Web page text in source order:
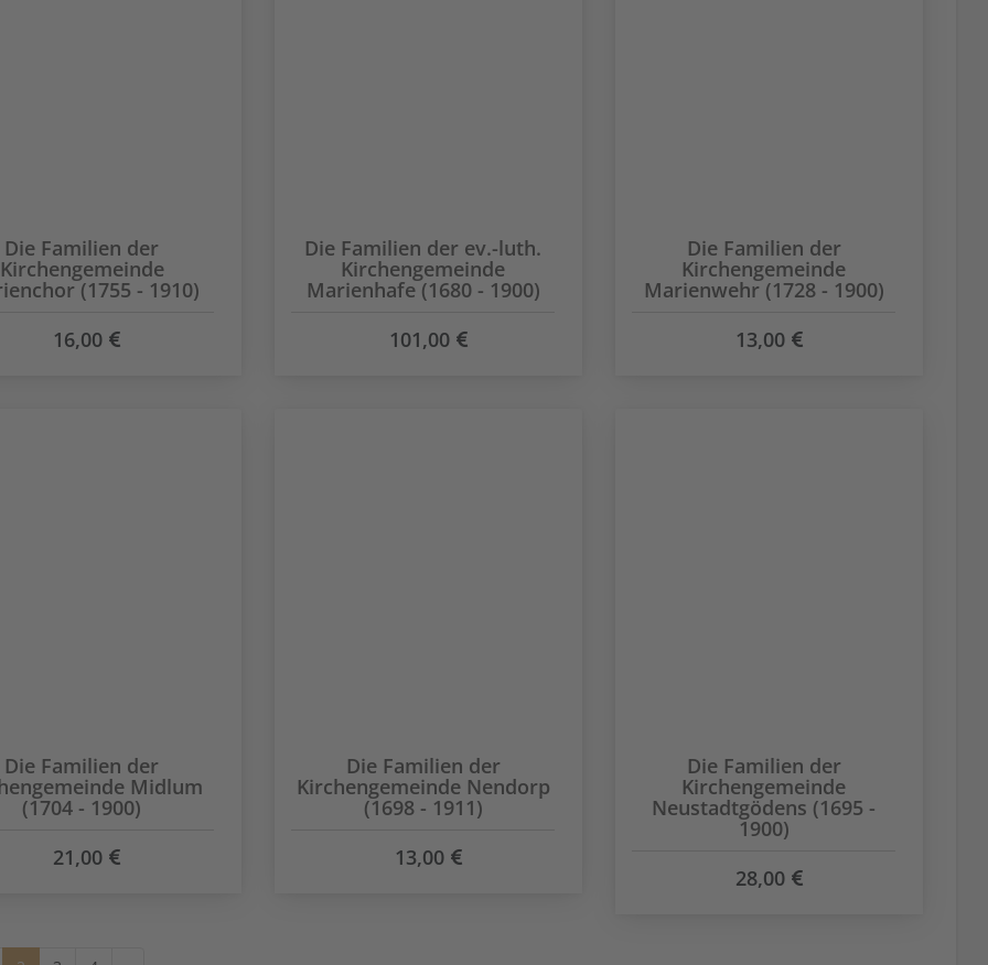
Die Familien der
Kirchengemeinde
(1755 - 1910)
16,00
Die Familien der ev.-luth.
Kirchengemeinde
Marienhafe (1680 - 1900)
101,00
Die Familien der
Kirchengemeinde
Marienwehr (1728 - 1900)
13,00
Die Familien der
Midlum
(1704 - 1900)
21,00
Die Familien der
Kirchengemeinde Nendorp
(1698 - 1911)
13,00
Die Familien der
Kirchengemeinde
Neustadtgödens (1695 -
1900)
28,00